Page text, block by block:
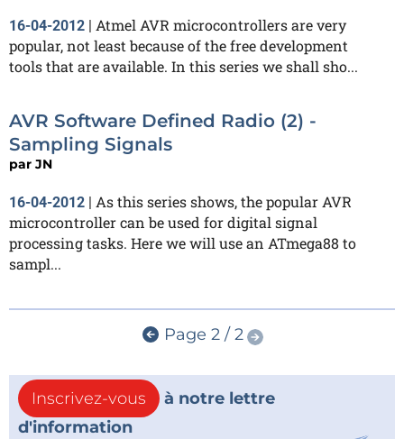
16-04-2012 | Atmel AVR microcontrollers are very
popular, not least because of the free development
tools that are available. In this series we shall sho...
AVR Software Defined Radio (2) -
Sampling Signals
par JN
16-04-2012 | As this series shows, the popular AVR
microcontroller can be used for digital signal
processing tasks. Here we will use an ATmega88 to
sampl...
Page 2 / 2
Inscrivez-vous
à notre lettre
d'information